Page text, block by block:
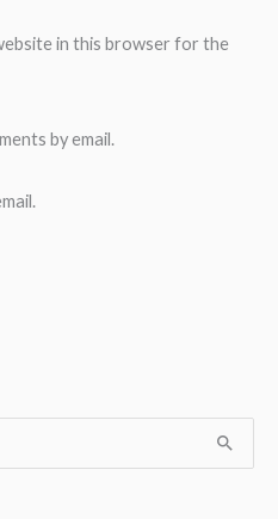
in this browser for the
by email.